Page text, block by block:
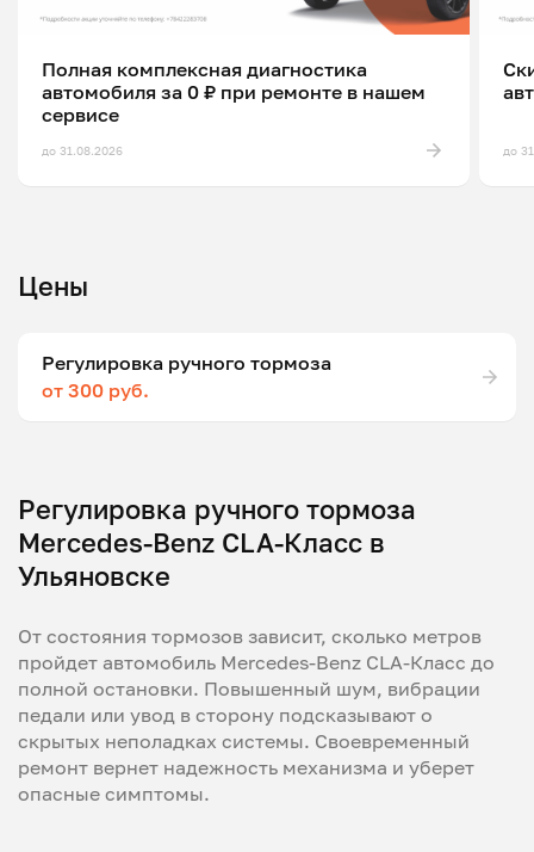
Полная комплексная диагностика
автомобиля за 0 ₽ при ремонте в нашем
сервисе
до 31.08.2026 до
Цены
Регулировка ручного тормоза
от 300 руб.
Регулировка ручного тормоза
Mercedes-Benz CLA-Класс в
Ульяновске
От состояния тормозов зависит, сколько метров
пройдет автомобиль Mercedes-Benz CLA-Класс до
полной остановки. Повышенный шум, вибрации
педали или увод в сторону подсказывают о
скрытых неполадках системы. Своевременный
ремонт вернет надежность механизма и уберет
опасные симптомы.